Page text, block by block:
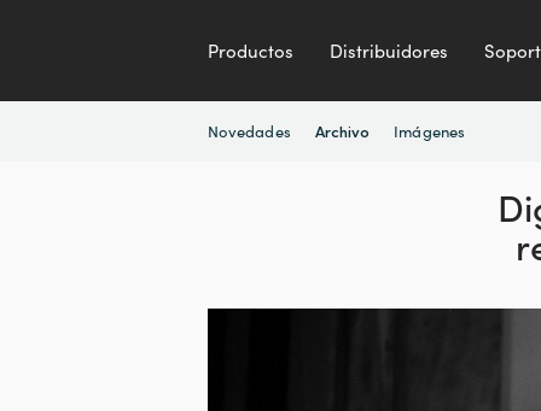
Productos Distribuidores
Novedades Archivo Imágenes